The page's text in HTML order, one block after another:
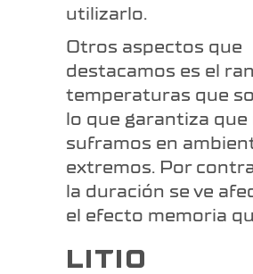
utilizarlo.
Otros aspectos que
destacamos es el
temperaturas que
lo que garantiza que
suframos en
extremos. Por
la duración se ve
el efecto memoria
LITIO